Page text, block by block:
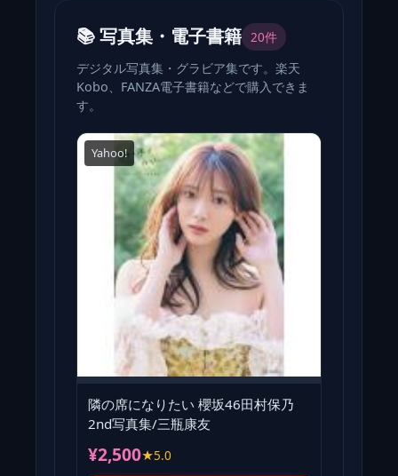
📚 写真集・電子書籍 20件
デジタル写真集・グラビア集です。楽天
Kobo、FANZA電子書籍などで購入できま
す。
Yahoo!
隣の席になりたい 櫻坂46田村保乃
2nd写真集/三瓶康友
¥2,500★5.0